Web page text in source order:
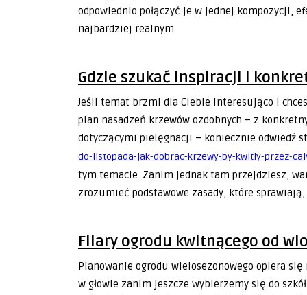
odpowiednio połączyć je w jednej kompozycji,
najbardziej realnym.
Gdzie szukać inspiracji i
Jeśli temat brzmi dla Ciebie interesująco i
plan nasadzeń krzewów ozdobnych – z
dotyczącymi pielęgnacji – koniecznie odwiedź
do-listopada-jak-dobrac-krzewy-by-kwitly-przez-
tym temacie. Zanim jednak tam przejdziesz,
zrozumieć podstawowe zasady, które sprawiają,
Filary ogrodu kwitnącego od
Planowanie ogrodu wielosezonowego opiera
w głowie zanim jeszcze wybierzemy się do